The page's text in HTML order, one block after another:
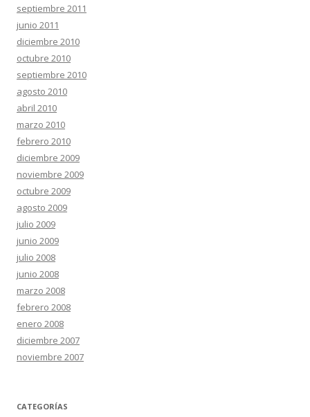
septiembre 2011
junio 2011
diciembre 2010
octubre 2010
septiembre 2010
agosto 2010
abril 2010
marzo 2010
febrero 2010
diciembre 2009
noviembre 2009
octubre 2009
agosto 2009
julio 2009
junio 2009
julio 2008
junio 2008
marzo 2008
febrero 2008
enero 2008
diciembre 2007
noviembre 2007
CATEGORÍAS